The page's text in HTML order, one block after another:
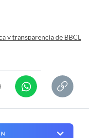
y transparencia de BBCL